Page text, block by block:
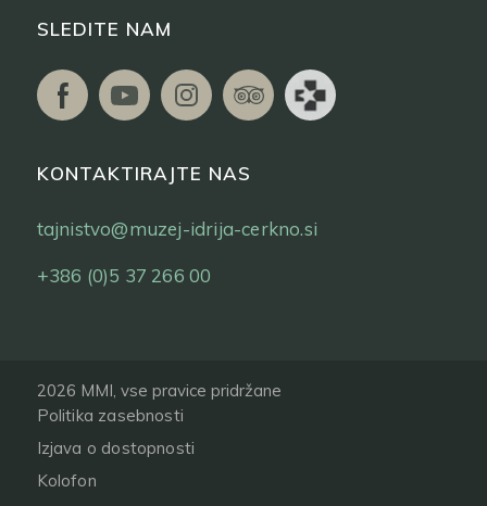
SLEDITE NAM
KONTAKTIRAJTE NAS
tajnistvo@muzej-idrija-cerkno.si
+386 (0)5 37 266 00
2026 MMI, vse pravice pridržane
Politika zasebnosti
Izjava o dostopnosti
Kolofon